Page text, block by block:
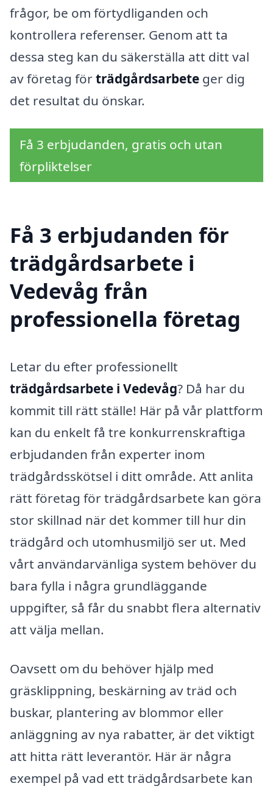
frågor, be om förtydliganden och
kontrollera referenser. Genom att ta
dessa steg kan du säkerställa att ditt val
av företag förträdgårdsarbete ger dig
det resultat du önskar.
Få 3 erbjudanden, gratis och utan
förpliktelser
Få 3 erbjudanden för
trädgårdsarbete i
Vedevåg från
professionella företag
Letar du efter professionellt
trädgårdsarbete i Vedevåg? Då har du
kommit till rätt ställe! Här på vår plattform
kan du enkelt få tre konkurrenskraftiga
erbjudanden från experter inom
trädgårdsskötsel i ditt område. Att anlita
rätt företag för trädgårdsarbete kan göra
stor skillnad när det kommer till hur din
trädgård och utomhusmiljö ser ut. Med
vårt användarvänliga system behöver du
bara fylla i några grundläggande
uppgifter, så får du snabbt flera alternativ
att välja mellan.
Oavsett om du behöver hjälp med
gräsklippning, beskärning av träd och
buskar, plantering av blommor eller
anläggning av nya rabatter, är det viktigt
att hitta rätt leverantör. Här är några
exempel på vad ett trädgårdsarbete kan